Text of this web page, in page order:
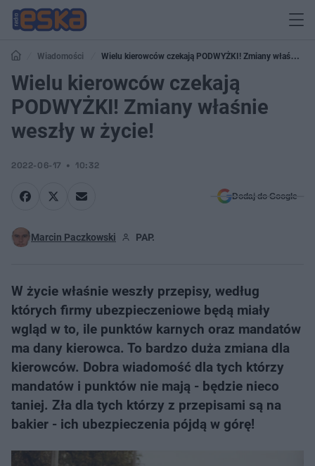
Wiadomości
Wielu kierowców czekają PODWYŻKI! Zmiany właśnie
weszły w życie!
Wielu kierowców czekają
PODWYŻKI! Zmiany właśnie
weszły w życie!
2022-06-17 10:32
Dodaj do Google
Marcin Paczkowski PAP.
W życie właśnie weszły przepisy, według
których firmy ubezpieczeniowe będą miały
wgląd w to, ile punktów karnych oraz mandatów
ma dany kierowca. To bardzo duża zmiana dla
kierowców. Dobra wiadomość dla tych którzy
mandatów i punktów nie mają - będzie nieco
taniej. Zła dla tych którzy z przepisami są na
bakier - ich ubezpieczenia pójdą w górę!